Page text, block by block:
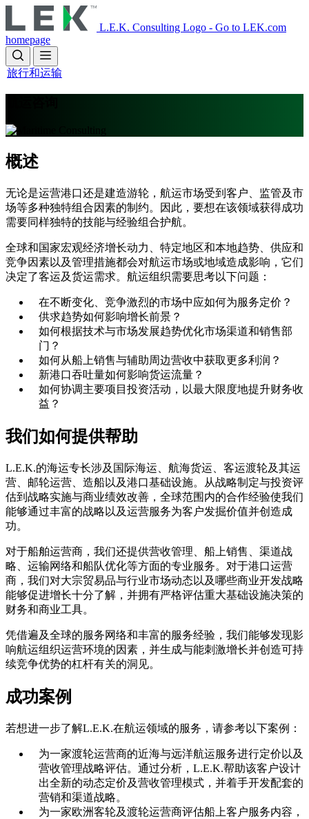
to
main
content
L.E.K. Consulting Logo - Go to LEK.com
homepage
旅行和运输
概述
无论是运营港口还是建造游轮，航运市场受到客户、监管及市
场等多种独特组合因素的制约。因此，要想在该领域获得成功
需要同样独特的技能与经验组合护航。
全球和国家宏观经济增长动力、特定地区和本地趋势、供应和
竞争因素以及管理措施都会对航运市场或地域造成影响，它们
决定了客运及货运需求。航运组织需要思考以下问题：
在不断变化、竞争激烈的市场中应如何为服务定价？
供求趋势如何影响增长前景？
如何根据技术与市场发展趋势优化市场渠道和销售部
门？
如何从船上销售与辅助周边营收中获取更多利润？
新港口吞吐量如何影响货运流量？
如何协调主要项目投资活动，以最大限度地提升财务收
益？
我们如何提供帮助
L.E.K.的海运专长涉及国际海运、航海货运、客运渡轮及其运
营、邮轮运营、造船以及港口基础设施。从战略制定与投资评
估到战略实施与商业绩效改善，全球范围内的合作经验使我们
能够通过丰富的战略以及运营服务为客户发掘价值并创造成
功。
对于船舶运营商，我们还提供营收管理、船上销售、渠道战
略、运输网络和船队优化等方面的专业服务。对于港口运营
商，我们对大宗贸易品与行业市场动态以及哪些商业开发战略
能够促进增长十分了解，并拥有严格评估重大基础设施决策的
财务和商业工具。
凭借遍及全球的服务网络和丰富的服务经验，我们能够发现影
响航运组织运营环境的因素，并生成与能刺激增长并创造可持
续竞争优势的杠杆有关的洞见。
成功案例
若想进一步了解L.E.K.在航运领域的服务，请参考以下案例：
为一家渡轮运营商的近海与远洋航运服务进行定价以及
营收管理战略评估。通过分析，L.E.K.帮助该客户设计
出全新的动态定价及营收管理模式，并着手开发配套的
营销和渠道战略。
为一家欧洲客轮及渡轮运营商评估船上客户服务内容，